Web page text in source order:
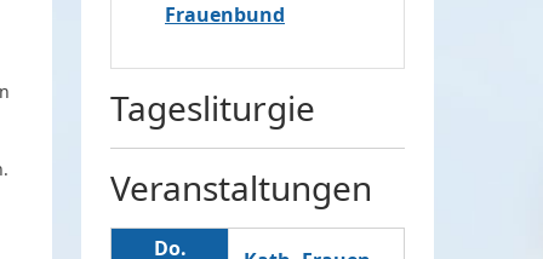
Frauenbund
Tagesliturgie
Veranstaltungen
Do.